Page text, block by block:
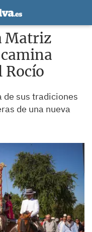
Matriz
Rocío
de sus tradiciones
de una nueva